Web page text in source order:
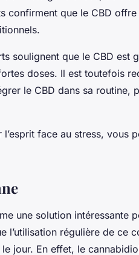
confirment que le CBD
soulignent que le CBD est
doses. Il est toutefois
le CBD dans sa routine,
face au stress, vous
une solution intéressante
l’utilisation régulière de ce
jour. En effet, le